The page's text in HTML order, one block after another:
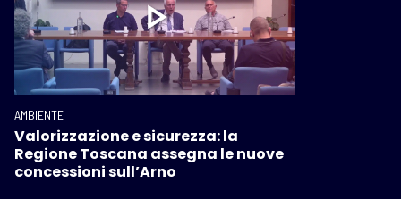
AMBIENTE
Valorizzazione e sicurezza: la
Regione Toscana assegna le nuove
concessioni sull’Arno